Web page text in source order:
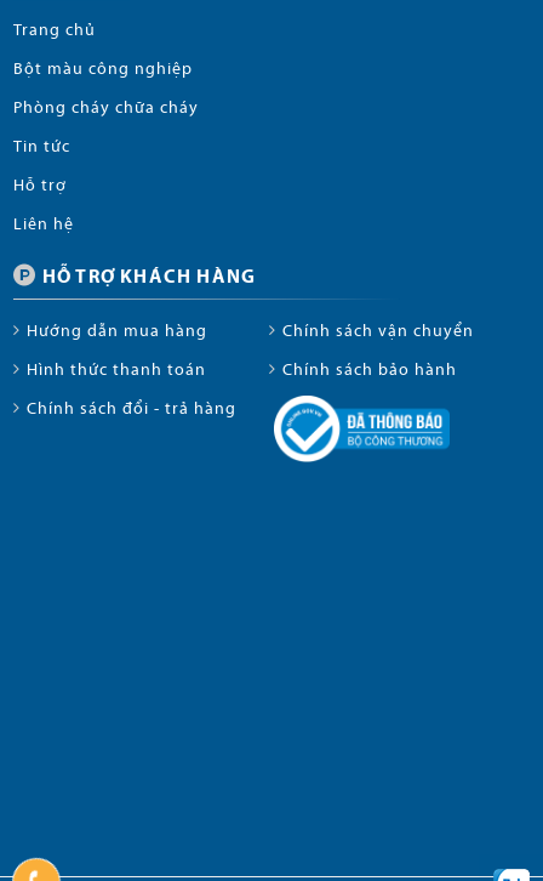
Trang chủ
Bột màu công nghiệp
Phòng cháy chữa cháy
Tin tức
Hỗ trợ
Liên hệ
HỖ TRỢ KHÁCH HÀNG
Hướng dẫn mua hàng Chính sách vận chuyển
Hình thức thanh toán Chính sách bảo hành
Chính sách đổi - trả hàng